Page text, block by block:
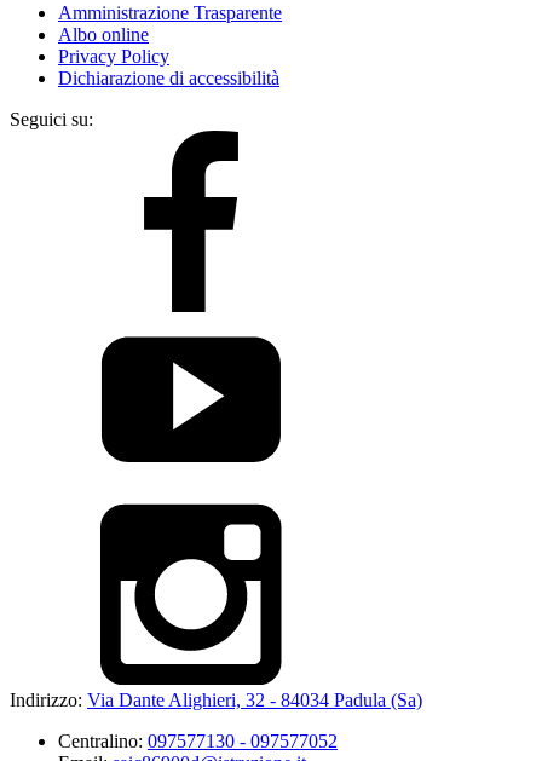
Amministrazione Trasparente
Albo online
Privacy Policy
Dichiarazione di accessibilità
Seguici su:
Indirizzo: Via Dante Alighieri, 32 - 84034 Padula (Sa)
Centralino: 097577130 - 097577052